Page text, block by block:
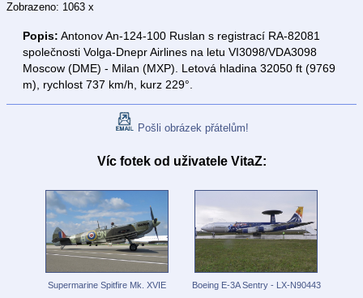
Zobrazeno: 1063 x
Popis: Antonov An-124-100 Ruslan s registrací RA-82081
společnosti Volga-Dnepr Airlines na letu VI3098/VDA3098
Moscow (DME) - Milan (MXP). Letová hladina 32050 ft (9769
m), rychlost 737 km/h, kurz 229°.
Pošli obrázek přátelům!
Víc fotek od uživatele VitaZ:
Supermarine Spitfire Mk. XVIE Boeing E-3A Sentry - LX-N90443